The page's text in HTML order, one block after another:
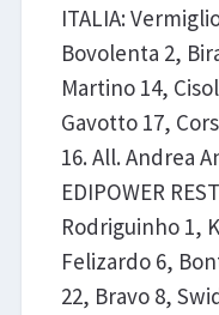
ITALIA:
Bovolenta 2,
Martino 14,
Gavotto 17,
16. All. Andrea
EDIPOWER
Rodriguinho 1,
Felizardo 6,
22, Bravo 8,